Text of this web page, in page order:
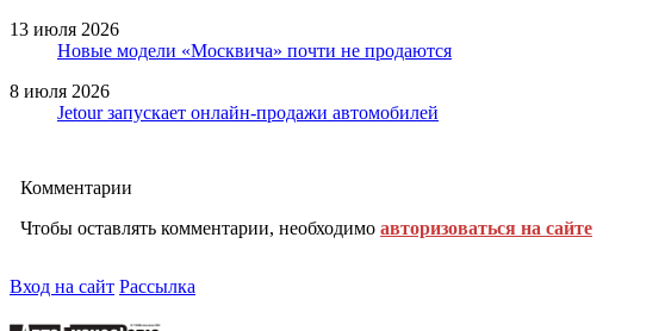
13 июля 2026
Новые модели «Москвича» почти не продаются
8 июля 2026
Jetour запускает онлайн-продажи автомобилей
Комментарии
Чтобы оставлять комментарии, необходимо авторизоваться на сайте
Вход на сайт Рассылка